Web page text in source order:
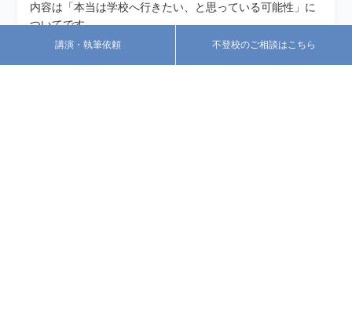
講演・執筆依頼 不登校のご相談はこちら
内容は「本当は学校へ行きたい、と思っている可能性」に
ついてです。